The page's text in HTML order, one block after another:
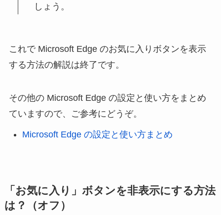
しょう。
これで Microsoft Edge のお気に入りボタンを表示
する方法の解説は終了です。
その他の Microsoft Edge の設定と使い方をまとめ
ていますので、ご参考にどうぞ。
Microsoft Edge の設定と使い方まとめ
「お気に入り」ボタンを非表示にする方法
は？（オフ）